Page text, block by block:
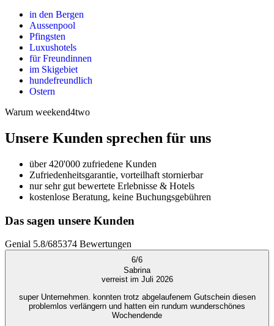
in den Bergen
Aussenpool
Pfingsten
Luxushotels
für Freundinnen
im Skigebiet
hundefreundlich
Ostern
Warum weekend4two
Unsere Kunden sprechen für uns
über 420'000 zufriedene Kunden
Zufriedenheitsgarantie, vorteilhaft stornierbar
nur sehr gut bewertete Erlebnisse & Hotels
kostenlose Beratung, keine Buchungsgebühren
Das sagen unsere Kunden
Genial 5.8/685374 Bewertungen
6/6
Sabrina
verreist im Juli 2026
super Unternehmen. konnten trotz abgelaufenem Gutschein diesen
problemlos verlängern und hatten ein rundum wunderschönes
Wochendende